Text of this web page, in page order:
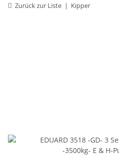
Zurück zur Liste Kipper